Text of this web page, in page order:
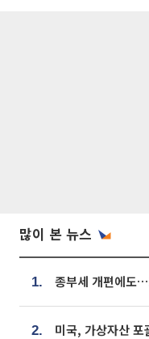
많이 본 뉴스
1.
2.